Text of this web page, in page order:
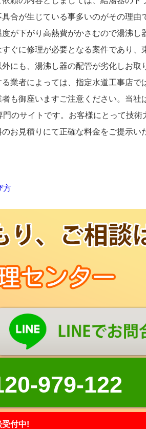
合が生じている事多いのがその理由
が下がり高熱費がかさむので湯沸し
ぐに修理が必要となる案件であり、
にも、湯沸し器の配管が劣化しお取
業者によっては、指定水道工事店で
も御座いますご注意ください。当社
のサイトです。お客様にとって技術
お見積りにて正確な料金をご提示い
方
979-122
付中!